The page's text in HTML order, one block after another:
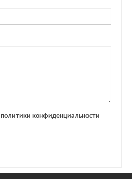
политики конфиденциальности